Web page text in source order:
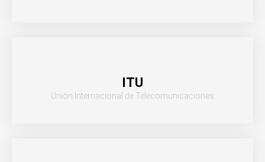
ITU
Unión Internacional de Telecomunicaciones